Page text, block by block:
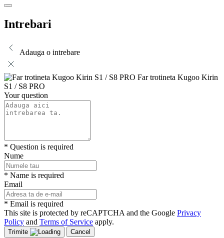
Intrebari
Adauga o intrebare
Far trotineta Kugoo Kirin
S1 / S8 PRO
Your question
* Question is required
Nume
* Name is required
Email
* Email is required
This site is protected by reCAPTCHA and the Google Privacy
Policy and Terms of Service apply.
Trimite Cancel